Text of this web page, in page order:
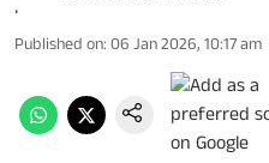
Published on: 06 Jan 2026, 10:17 am